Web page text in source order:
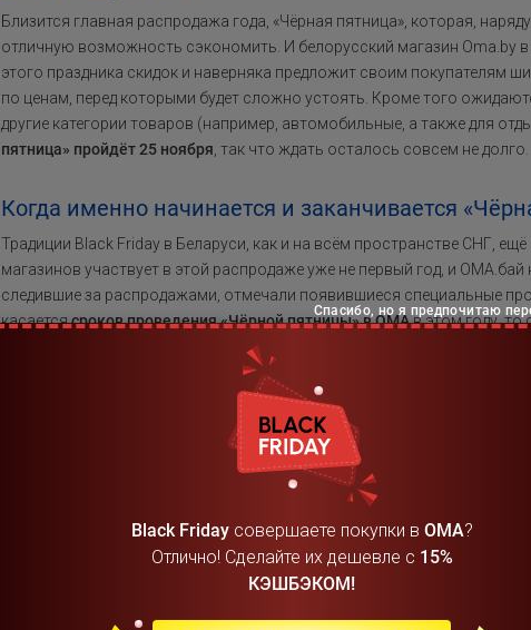
Близится главная распродажа года, «Чёрная пятница», которая,
отличную возможность сэкономить. И белорусский магазин Oma.by
этого праздника скидок и наверняка предложит своим покупателям
по ценам, перед которыми будет сложно устоять. Кроме того
другие категории товаров (например, автомобильные, а также для
пятница» пройдёт 25 ноября , так что ждать осталось совсем не долго.
Когда именно начинается и заканчивается
Традиции Black Friday в Беларуси, как и на всём пространстве СНГ,
магазинов участвует в этой распродаже уже не первый год, и
следившие за распродажами, отмечали появившиеся специальные
касаетсясроков проведения «Чёрной пятницы» в OMAв этом году, то
пятницу и будет продолжаться все выходные, завершившись в
периодически меняют даты проведения распродаж, однако что
редко, поскольку по уже сложившейся традиции покупателям
На что следует обратить внимание — полезная
Учитывая масштабность события, нужно быть готовым к тому, что
доверием покупателей и предложат не совсем честные скидки.
перед «Чёрной пятницей», резко снижая их на самой распродаже, но
поскольку цены едва ли опускаются ниже того уровня, на котором
не касается интернет-магазина OMA, поскольку скидки здесь
Спасибо, но я предпочитаю
Black Fridayсовершаете покупки в ОМА?
Отлично! Сделайте их дешевле с 15%
КЭШБЭКОМ!